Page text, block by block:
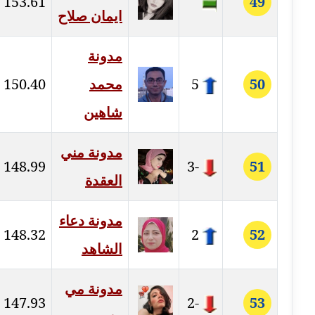
مدونة رحاب منيعم
مدونة رشا السعدي
عاملة
عاملة
مدونة رشا كمال
مدونة رشا ماهر
عاملة
مدونة رشيد سبابو
ايمان صلاح
50
5
مدونة
محمد
شاهين
150.40
51
-3
مدونة مني
العقدة
148.99
52
2
مدونة دعاء
الشاهد
148.32
53
-2
مدونة مي
147.93